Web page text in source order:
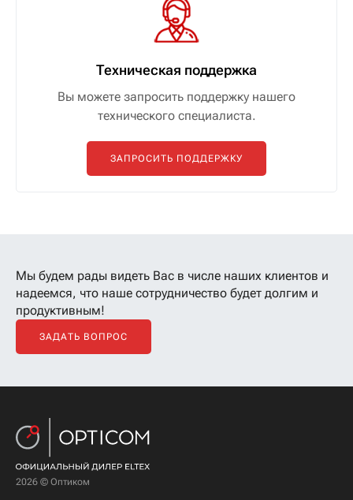
Техническая поддержка
Вы можете запросить поддержку нашего
технического специалиста.
ЗАПРОСИТЬ ПОДДЕРЖКУ
Мы будем рады видеть Вас в числе наших клиентов и
надеемся, что наше сотрудничество будет долгим и
продуктивным!
ЗАДАТЬ ВОПРОС
2026 © Оптиком